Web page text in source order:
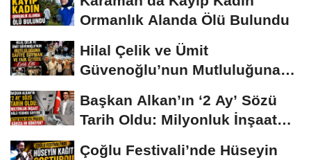
Ormanlık Alanda Ölü Bulundu
Hilal Çelik ve Ümit
Güvenoğlu’nun Mutluluğuna
Başkan Alkan’ın ‘2 Ay’ Sözü
Tarih Oldu: Milyonluk İnşaat
Çoğlu Festivali’nde Hüseyin